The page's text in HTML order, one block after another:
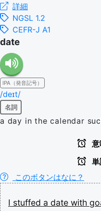
詳細
NGSL 1.2
CEFR-J A1
date
IPA（発音記号）
/deɪt/
名詞
a day in the calendar
意
単
このボタンはなに？
I stuffed a date with